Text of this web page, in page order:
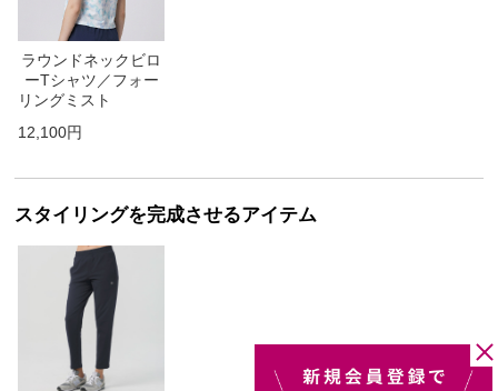
ラウンドネックビロ
ーTシャツ／フォー
リングミスト
12,100円
スタイリングを完成させるアイテム